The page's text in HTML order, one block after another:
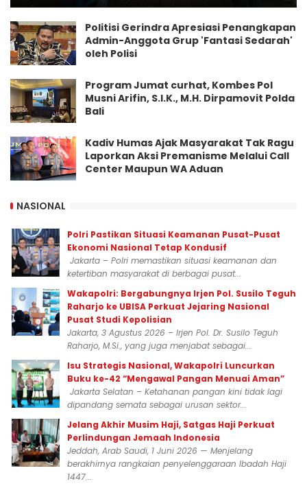
Politisi Gerindra Apresiasi Penangkapan
Admin-Anggota Grup 'Fantasi Sedarah'
oleh Polisi
Program Jumat curhat, Kombes Pol
Musni Arifin, S.I.K., M.H. Dirpamovit Polda
Bali
Kadiv Humas Ajak Masyarakat Tak Ragu
Laporkan Aksi Premanisme Melalui Call
Center Maupun WA Aduan
NASIONAL
Polri Pastikan Situasi Keamanan Pusat-Pusat
Ekonomi Nasional Tetap Kondusif
Jakarta – Polri memastikan situasi keamanan dan
ketertiban masyarakat di berbagai pusat...
Wakapolri: Bergabungnya Irjen Pol. Susilo Teguh
Raharjo ke UBISA Perkuat Jejaring Nasional
Pusat Studi Kepolisian
Jakarta, 3 Agustus 2026 – Irjen Pol. Dr. Susilo Teguh
Raharjo, M.Si., yang juga menjabat sebagai...
Isu Strategis Nasional, Wakapolri Luncurkan
Buku ke-42 “Mengawal Pangan Menuai Aman”
Jakarta Selatan – Ketahanan pangan kini tidak lagi
dipandang semata sebagai urusan sektor...
Jelang Akhir Musim Haji, Satgas Haji Perkuat
Perlindungan Jemaah Indonesia
Jeddah, Arab Saudi, 1 Juni 2026 — Menjelang
berakhirnya rangkaian penyelenggaraan Ibadah Haji
1447...